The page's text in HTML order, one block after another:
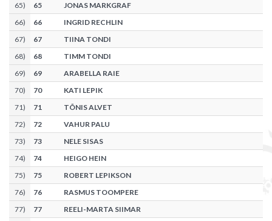
65) 65
JONAS MARKGRAF
66) 66
INGRID RECHLIN
67) 67
TIINA TONDI
68) 68
TIMM TONDI
69) 69
ARABELLA RAIE
70) 70
KATI LEPIK
71) 71
TÕNIS ALVET
72) 72
VAHUR PALU
73) 73
NELE SISAS
74) 74
HEIGO HEIN
75) 75
ROBERT LEPIKSON
76) 76
RASMUS TOOMPERE
77) 77
REELI-MARTA SIIMAR